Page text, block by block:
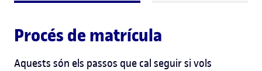
Procés de matrícula
Aquests són els passos que cal seguir si vols